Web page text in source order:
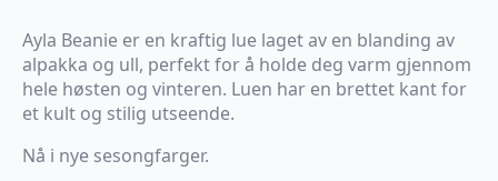
Ayla Beanie er en kraftig lue laget av en blanding av
alpakka og ull, perfekt for å holde deg varm gjennom
hele høsten og vinteren. Luen har en brettet kant for
et kult og stilig utseende.
Nå i nye sesongfarger.